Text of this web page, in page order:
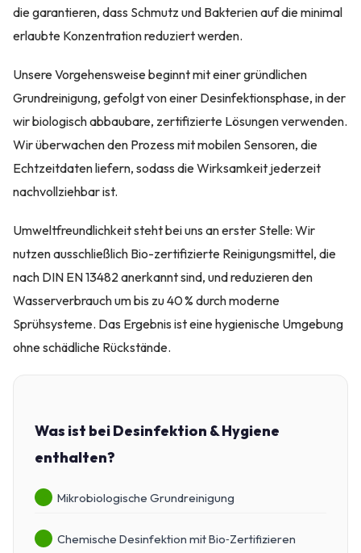
die garantieren, dass Schmutz und Bakterien auf die minimal
erlaubte Konzentration reduziert werden.
Unsere Vorgehensweise beginnt mit einer gründlichen
Grundreinigung, gefolgt von einer Desinfektionsphase, in der
wir biologisch abbaubare, zertifizierte Lösungen verwenden.
Wir überwachen den Prozess mit mobilen Sensoren, die
Echtzeitdaten liefern, sodass die Wirksamkeit jederzeit
nachvollziehbar ist.
Umweltfreundlichkeit steht bei uns an erster Stelle: Wir
nutzen ausschließlich Bio-zertifizierte Reinigungsmittel, die
nach DIN EN 13482 anerkannt sind, und reduzieren den
Wasserverbrauch um bis zu 40 % durch moderne
Sprühsysteme. Das Ergebnis ist eine hygienische Umgebung
ohne schädliche Rückstände.
Was ist bei Desinfektion & Hygiene
enthalten?
Mikrobiologische Grundreinigung
Chemische Desinfektion mit Bio‑Zertifizieren